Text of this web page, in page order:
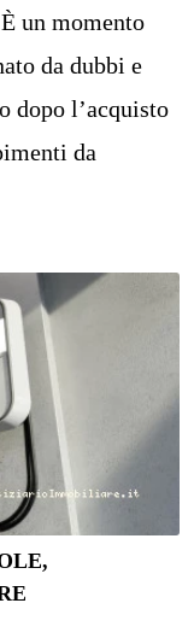
un momento
da dubbi e
dopo l’acquisto
da